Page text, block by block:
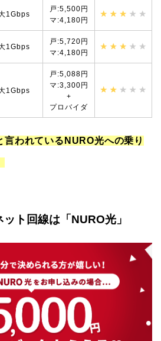
1Gbps
戸:5,500円
マ:4,180円
1Gbps
戸:5,720円
マ:4,180円
1Gbps
戸:5,088円
マ:3,300円
+
プロバイダ
言われているNURO光への乗り
ト回線は「NURO光」